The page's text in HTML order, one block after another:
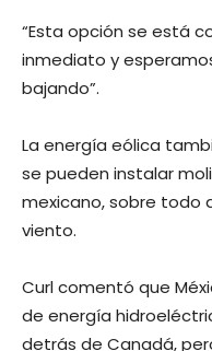
“Esta opción se está
inmediato y
bajando”.
La energía eólica
se pueden instalar
mexicano, sobre todo
viento.
Curl comentó que
de energía
detrás de Canadá,